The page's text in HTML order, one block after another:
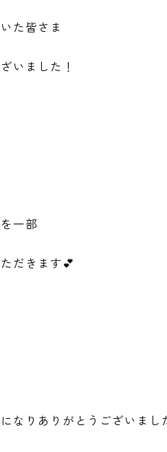
た皆さま
いました！
一部
だきます💕
なりありがとうございまし